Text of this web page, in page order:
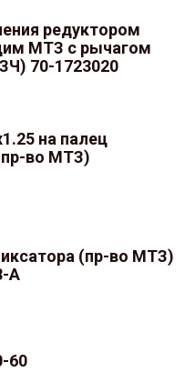
редуктором
МТЗ с рычагом
70-1723020
на палец
во МТЗ)
(пр-во МТЗ)
А
60